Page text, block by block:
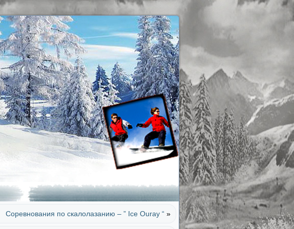
Соревнования по скалолазанию – ” Ice Ouray “ »